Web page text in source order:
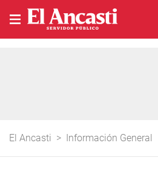
El Ancasti > Información General